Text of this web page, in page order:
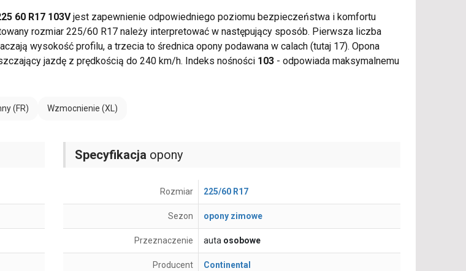
60 R17 103Vjest zapewnienie odpowiedniego poziomu bezpieczeństwa i komfortu
rozmiar 225/60 R17 należy interpretować w następujący sposób. Pierwsza liczba
wysokość profilu, a trzecia to średnica opony podawana w calach (tutaj 17). Opona
jazdę z prędkością do 240 km/h. Indeks nośności 103 - odpowiada maksymalnemu
(FR) Wzmocnienie (XL)
Specyfikacja opony
Rozmiar 225/60 R17
Sezon opony zimowe
Przeznaczenie auta osobowe
Producent Continental